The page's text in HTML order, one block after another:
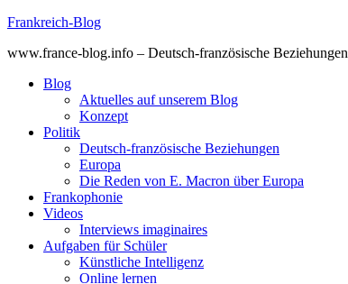
Skip
content
Frankreich-Blog
www.france-blog.info – Deutsch-französische Beziehungen
Blog
Aktuelles auf unserem Blog
Konzept
Politik
Deutsch-französische Beziehungen
Europa
Die Reden von E. Macron über Europa
Frankophonie
Videos
Interviews imaginaires
Aufgaben für Schüler
Künstliche Intelligenz
Online lernen